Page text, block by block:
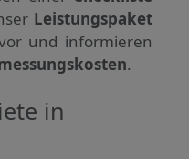
Leistungspaket
und informieren
.
in